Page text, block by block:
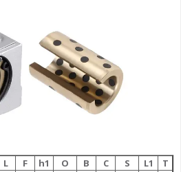
L F h1 О B C S L1 T